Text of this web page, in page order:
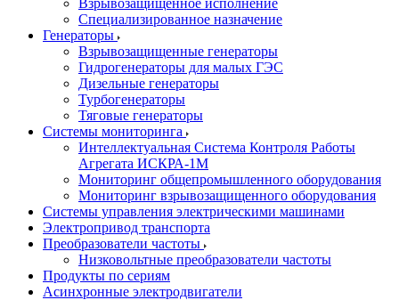
Взрывозащищенное исполнение
Специализированное назначение
Генераторы
Взрывозащищенные генераторы
Гидрогенераторы для малых ГЭС
Дизельные генераторы
Турбогенераторы
Тяговые генераторы
Системы мониторинга
Интеллектуальная Система Контроля Работы
Агрегата ИСКРА-1М
Мониторинг общепромышленного оборудования
Мониторинг взрывозащищенного оборудования
Системы управления электрическими машинами
Электропривод транспорта
Преобразователи частоты
Низковольтные преобразователи частоты
Продукты по сериям
Асинхронные электродвигатели